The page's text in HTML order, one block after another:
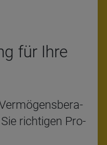
für Ihre
rich­ti­gen Pro­